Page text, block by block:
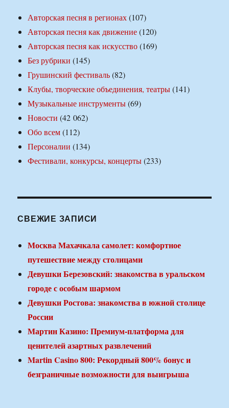
Авторская песня в регионах(107)
Авторская песня как движение(120)
Авторская песня как искусство(169)
Без рубрики (145)
Грушинский фестиваль(82)
Клубы, творческие объединения, театры(141)
Музыкальные инструменты(69)
Новости (42 062)
Обо всем(112)
Персоналии (134)
Фестивали, конкурсы, концерты(233)
СВЕЖИЕ ЗАПИСИ
Москва Махачкала самолет: комфортное
путешествие между столицами
Девушки Березовский: знакомства в уральском
городе с особым шармом
Девушки Ростова: знакомства в южной столице
России
Мартин Казино: Премиум-платформа для
ценителей азартных развлечений
Martin Casino 800: Рекордный 800% бонус и
безграничные возможности для выигрыша